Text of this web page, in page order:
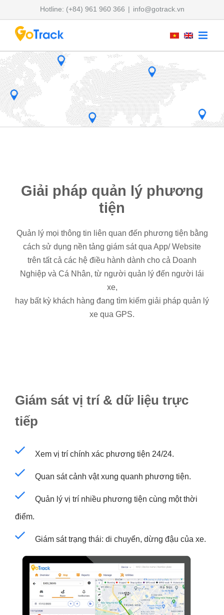
to
content
Hotline: (+84) 961 960 366 | info@gotrack.vn
Giải pháp quản lý phương
tiện
Quản lý mọi thông tin liên quan đến phương tiện bằng
cách sử dụng nền tảng giám sát qua App/ Website
trên tất cả các hệ điều hành dành cho cả Doanh
Nghiệp và Cá Nhân, từ người quản lý đến người lái
xe,
hay bất kỳ khách hàng đang tìm kiếm giải pháp quản lý
xe qua GPS.
Giám sát vị trí & dữ liệu trực
tiếp
Xem vị trí chính xác phương tiện 24/24.
Quan sát cảnh vật xung quanh phương tiện.
Quản lý vị trí nhiều phương tiện cùng một thời
điểm.
Giám sát trạng thái: di chuyển, dừng đậu của xe.